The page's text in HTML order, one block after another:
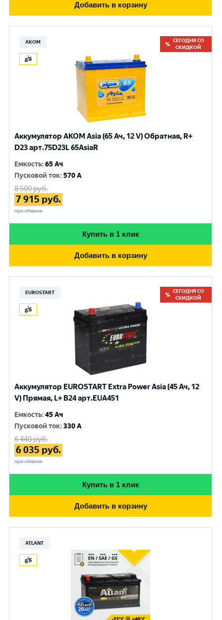
Добавить в корзину
АКОМ
СЕГОДНЯ СО
СКИДКОЙ
Аккумулятор AKOM Asia (65 Ач, 12 V) Обратная, R+
D23 арт.75D23L 65AsiaR
Емкость:65 Ач
Пусковой ток:570 A
8 500руб.
7 915 руб.
при обмене
Купить в 1 клик
Добавить в корзину
EUROSTART
СЕГОДНЯ СО
СКИДКОЙ
Аккумулятор EUROSTART Extra Power Asia (45 Ач, 12
V) Прямая, L+ B24 арт.EUA451
Емкость:45 Ач
Пусковой ток:330 A
6 440руб.
6 035 руб.
при обмене
Купить в 1 клик
Добавить в корзину
ATLANT